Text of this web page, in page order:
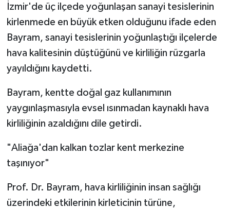
İzmir'de üç ilçede yoğunlaşan sanayi tesislerinin
kirlenmede en büyük etken olduğunu ifade eden
Bayram, sanayi tesislerinin yoğunlaştığı ilçelerde
hava kalitesinin düştüğünü ve kirliliğin rüzgarla
yayıldığını kaydetti.
Bayram, kentte doğal gaz kullanımının
yaygınlaşmasıyla evsel ısınmadan kaynaklı hava
kirliliğinin azaldığını dile getirdi.
"Aliağa'dan kalkan tozlar kent merkezine
taşınıyor"
Prof. Dr. Bayram, hava kirliliğinin insan sağlığı
üzerindeki etkilerinin kirleticinin türüne,